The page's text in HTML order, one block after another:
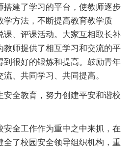
搭建了学习的平台，使教师逐步
学方法，不断提高教育教学质
课、评课活动。大家互相取长补
教师提供了相互学习和交流的平
到很好的锻炼和提高。鼓励青年
、共同学习、共同提高。
安全教育，努力创建平安和谐校
安全工作作为重中之中来抓，在
全了校园安全领导组织机构，重